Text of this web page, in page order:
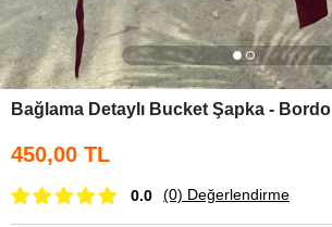
Bağlama Detaylı Bucket Şapka - Bordo
450,00 TL
0.0 (0) Değerlendirme